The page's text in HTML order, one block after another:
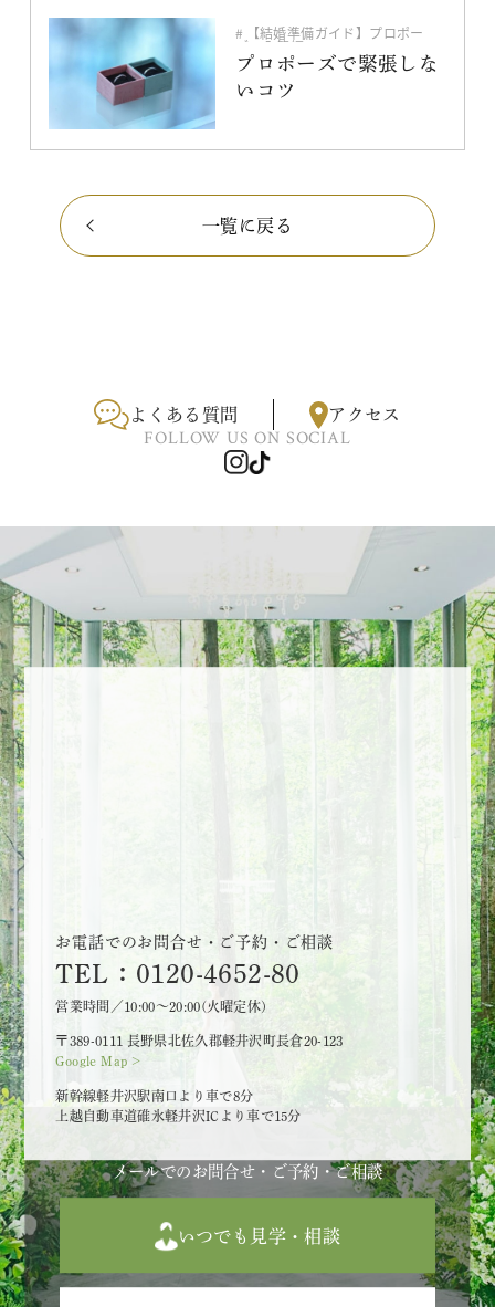
【結婚準備ガイド】プロポー
ズ〜入籍編
入籍・指輪・プロポーズ
プロポーズで緊張しな
いコツ
一覧に戻る
よくある質問 アクセス
FOLLOW US ON SOCIAL
お電話でのお問合せ・ご予約・ご相談
TEL：0120-4652-80
営業時間／10:00～20:00(火曜定休)
〒389-0111 長野県北佐久郡軽井沢町長倉20-123
Google Map >
新幹線軽井沢駅南口より車で8分
上越自動車道碓氷軽井沢ICより車で15分
メールでのお問合せ・ご予約・ご相談
いつでも見学・相談